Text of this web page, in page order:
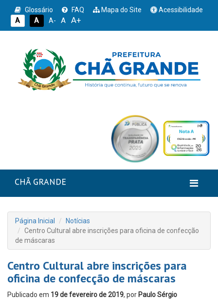
Glossário FAQ Mapa do Site
Acessibilidade
A
A A- A A+
CHÃ GRANDE
Página Inicial
Notícias
Centro Cultural abre inscrições para oficina de confecção
de máscaras
Centro Cultural abre inscrições para
oficina de confecção de máscaras
Publicado em 19 de fevereiro de 2019, por Paulo Sérgio